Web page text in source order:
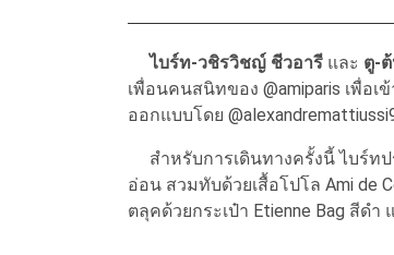
ไบร์ท-วชิรวิชญ์ ชีวอารี และ ตู-
เพื่อนคนสนิทของ @amiparis เพื่อ
ออกแบบโดย
สำหรับการเดินทางครั้งนี้ ไบร์ทป
อ่อน สวมทับด้วยเสื้อโปโล Ami de
ตลุคด้วยกระเป๋า Etienne Bag สีดำ